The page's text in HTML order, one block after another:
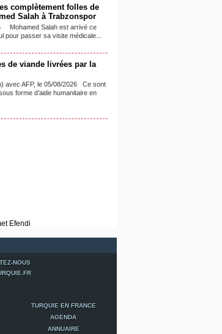
complètement folles de
Salah à Trabzonspor
Mohamed Salah est arrivé ce
pour passer sa visite médicale...
de viande livrées par la
avec AFP, le 05/08/2026 Ce sont
forme d’aide humanitaire en
NOUS
TURQUIE EN FRANCE
AGENDA
ANNUAIRE